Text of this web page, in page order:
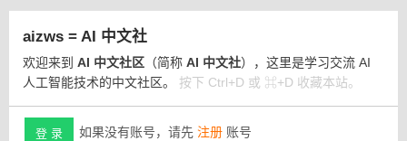
aizws = AI 中文社
欢迎来到 AI 中文社区 （简称 AI 中文社），这里是学习交流 AI
人工智能技术的中文社区。 按下 Ctrl+D 或 ⌘+D 收藏本站。
登 录 如果没有账号，请先 注册 账号